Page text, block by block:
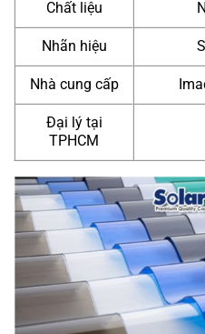
Chất liệu
Nhãn hiệu
Nhà cung cấp
Đại lý tại
TPHCM